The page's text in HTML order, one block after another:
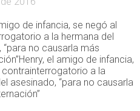
de infancia, se negó al
a la hermana del
“para no causarla más
el amigo de infancia,
contrainterrogatorio a la
asesinado, “para no causarla